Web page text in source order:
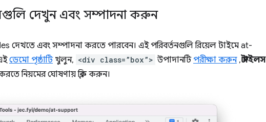
দেখুন এবং সম্পাদনা করুন
দেখতে এবং সম্পাদনা করতে পারবেন। এই পরিবর্তনগুলি রিয়েল টাইমে at-
ডেমো পৃষ্ঠাটিখুলুন, <div class=”box”> উপাদানটিপরীক্ষা করুন,স্টাইলস
নিয়মের ঘোষণায় ক্লিক করুন।